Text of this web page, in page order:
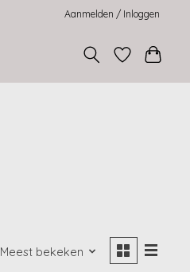
Aanmelden / Inloggen
Meest bekeken